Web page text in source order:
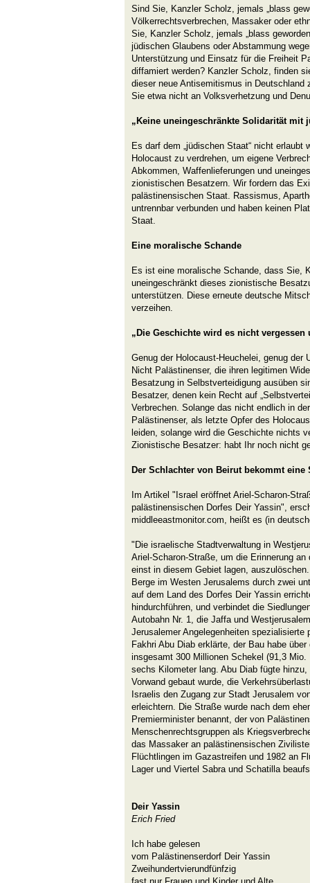
Sind Sie, Kanzler Scholz, jemals „blass
Völkerrechtsverbrechen, Massaker oder
Sie, Kanzler Scholz, jemals „blass
jüdischen Glaubens oder Abstammung
Unterstützung und Einsatz für die Freiheit
diffamiert werden? Kanzler Scholz, finden
dieser neue Antisemitismus in Deutschland
Sie etwa nicht an Volksverhetzung und
„Keine uneingeschränkte Solidarität mit
Es darf dem „jüdischen Staat“ nicht erlaubt
Holocaust zu verdrehen, um eigene
Abkommen, Waffenlieferungen und
zionistischen Besatzern. Wir fordern das
palästinensischen Staat. Rassismus,
untrennbar verbunden und haben keinen
Staat.
Eine moralische Schande
Es ist eine moralische Schande, dass Sie,
uneingeschränkt dieses zionistische
unterstützen. Diese erneute deutsche
verzeihen.
„Die Geschichte wird es nicht vergessen
Genug der Holocaust-Heuchelei, genug der
Nicht Palästinenser, die ihren legitimen
Besatzung in Selbstverteidigung ausüben
Besatzer, denen kein Recht auf
Verbrechen. Solange das nicht endlich in
Palästinenser, als letzte Opfer des
leiden, solange wird die Geschichte nichts
Zionistische Besatzer: habt Ihr noch nicht
Der Schlachter von Beirut bekommt eine
Im Artikel "Israel eröffnet Ariel-Scharon-
palästinensischen Dorfes Deir Yassin",
middleeastmonitor.com, heißt es (in
"Die israelische Stadtverwaltung in
Ariel-Scharon-Straße, um die Erinnerung
einst in diesem Gebiet lagen,
Berge im Westen Jerusalems durch zwei
auf dem Land des Dorfes Deir Yassin
hindurchführen, und verbindet die
Autobahn Nr. 1, die Jaffa und
Jerusalemer Angelegenheiten
Fakhri Abu Diab erklärte, der Bau habe
insgesamt 300 Millionen Schekel (91,3
sechs Kilometer lang. Abu Diab fügte
Vorwand gebaut wurde, die
Israelis den Zugang zur Stadt Jerusalem
erleichtern. Die Straße wurde nach dem
Premierminister benannt, der von
Menschenrechtsgruppen als
das Massaker an palästinensischen
Flüchtlingen im Gazastreifen und 1982 an
Lager und Viertel Sabra und Schatilla
Deir Yassin
Erich Fried
Ich habe gelesen
vom Palästinenserdorf Deir Yassin
Zweihundertvierundfünfzig